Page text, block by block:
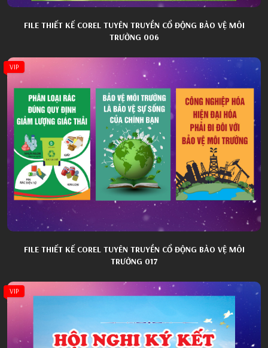
FILE THIẾT KẾ COREL TUYÊN TRUYỀN CỔ ĐỘNG BẢO VỆ MÔI
TRƯỜNG 006
VIP
FILE THIẾT KẾ COREL TUYÊN TRUYỀN CỔ ĐỘNG BẢO VỆ MÔI
TRƯỜNG 017
VIP